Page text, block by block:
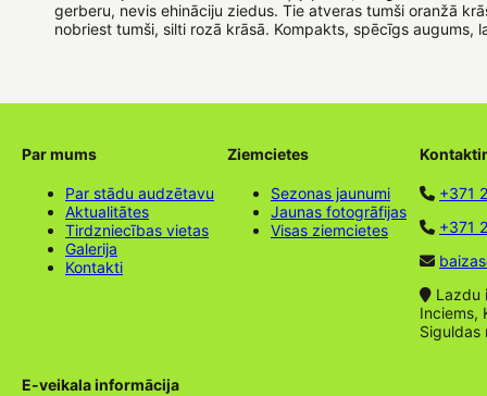
gerberu, nevis ehināciju ziedus. Tie atveras tumši oranžā
nobriest tumši, silti rozā krāsā. Kompakts, spēcīgs augums,
Par mums
Par stādu audzētavu
Aktualitātes
Tirdzniecības vietas
Galerija
Kontakti
Ziemcietes
Sezonas jaunumi
Jaunas fotogrāfijas
Visas ziemcietes
+371
+371
Lazdu
Inciems,
Siguldas
E-veikala informācija